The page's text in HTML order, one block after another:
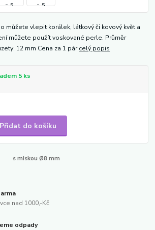
můžete vlepit korálek, látkový či kovový květ a
můžete použít voskované perle. Průměr
12 mm Cena za 1 párcelý popis
5 ks
Přidat do košíku
s miskou Ø8 mm
nad 1000,-Kč
odpady